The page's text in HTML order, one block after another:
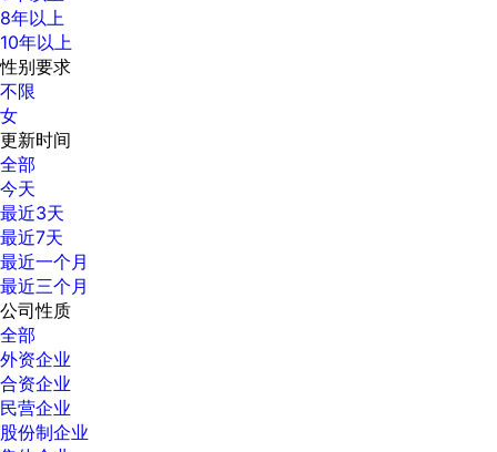
8年以上
10年以上
性别要求
不限
女
更新时间
全部
今天
最近3天
最近7天
最近一个月
最近三个月
公司性质
全部
外资企业
合资企业
民营企业
股份制企业